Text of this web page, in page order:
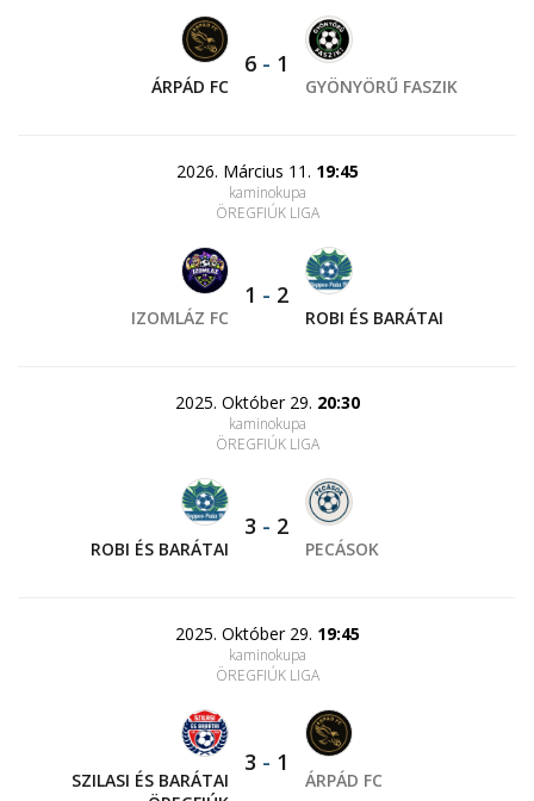
ÁRPÁD FC
6 - 1
GYÖNYÖRŰ FASZIK
2026. Március 11. 19:45
kaminokupa
ÖREGFIÚK LIGA
IZOMLÁZ FC
1 - 2
ROBI ÉS BARÁTAI
2025. Október 29. 20:30
kaminokupa
ÖREGFIÚK LIGA
ROBI ÉS BARÁTAI
3 - 2
PECÁSOK
2025. Október 29. 19:45
kaminokupa
ÖREGFIÚK LIGA
SZILASI ÉS BARÁTAI
3 - 1
ÁRPÁD FC